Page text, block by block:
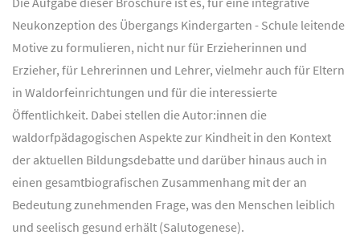
Neukonzeption des Übergangs Kindergarten - Schule leitende
Motive zu formulieren, nicht nur für Erzieherinnen und
Erzieher, für Lehrerinnen und Lehrer, vielmehr auch für Eltern
in Waldorfeinrichtungen und für die interessierte
Öffentlichkeit. Dabei stellen die Autor:innen die
waldorfpädagogischen Aspekte zur Kindheit in den Kontext
der aktuellen Bildungsdebatte und darüber hinaus auch in
einen gesamtbiografischen Zusammenhang mit der an
Bedeutung zunehmenden Frage, was den Menschen leiblich
und seelisch gesund erhält (Salutogenese).